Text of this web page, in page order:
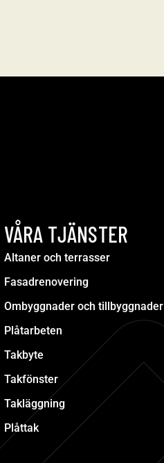
VÅRA TJÄNSTER
Altaner och terrasser
Fasadrenovering
Ombyggnader och tillbyggnader
Plåtarbeten
Takbyte
Takfönster
Takläggning
Plåttak